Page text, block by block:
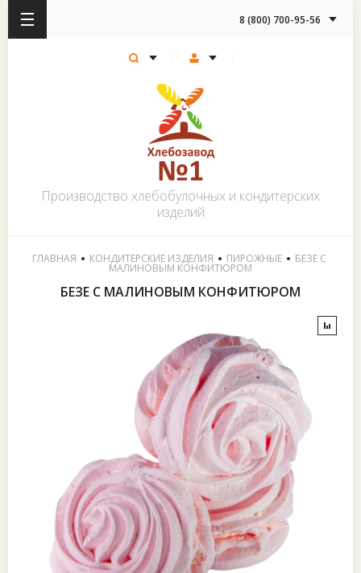
Производство хлебобулочных и кондитерских
изделий
8 (800) 700-95-56
ГЛАВНАЯ КОНДИТЕРСКИЕ ИЗДЕЛИЯ ПИРОЖНЫЕ
  БЕЗЕ С
МАЛИНОВЫМ КОНФИТЮРОМ
БЕЗЕ С МАЛИНОВЫМ КОНФИТЮРОМ